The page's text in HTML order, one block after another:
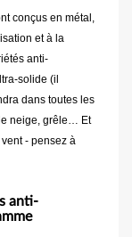
conçus en métal,
et à la
anti-
solide (il
dans toutes les
neige, grêle… Et
- pensez à
anti-